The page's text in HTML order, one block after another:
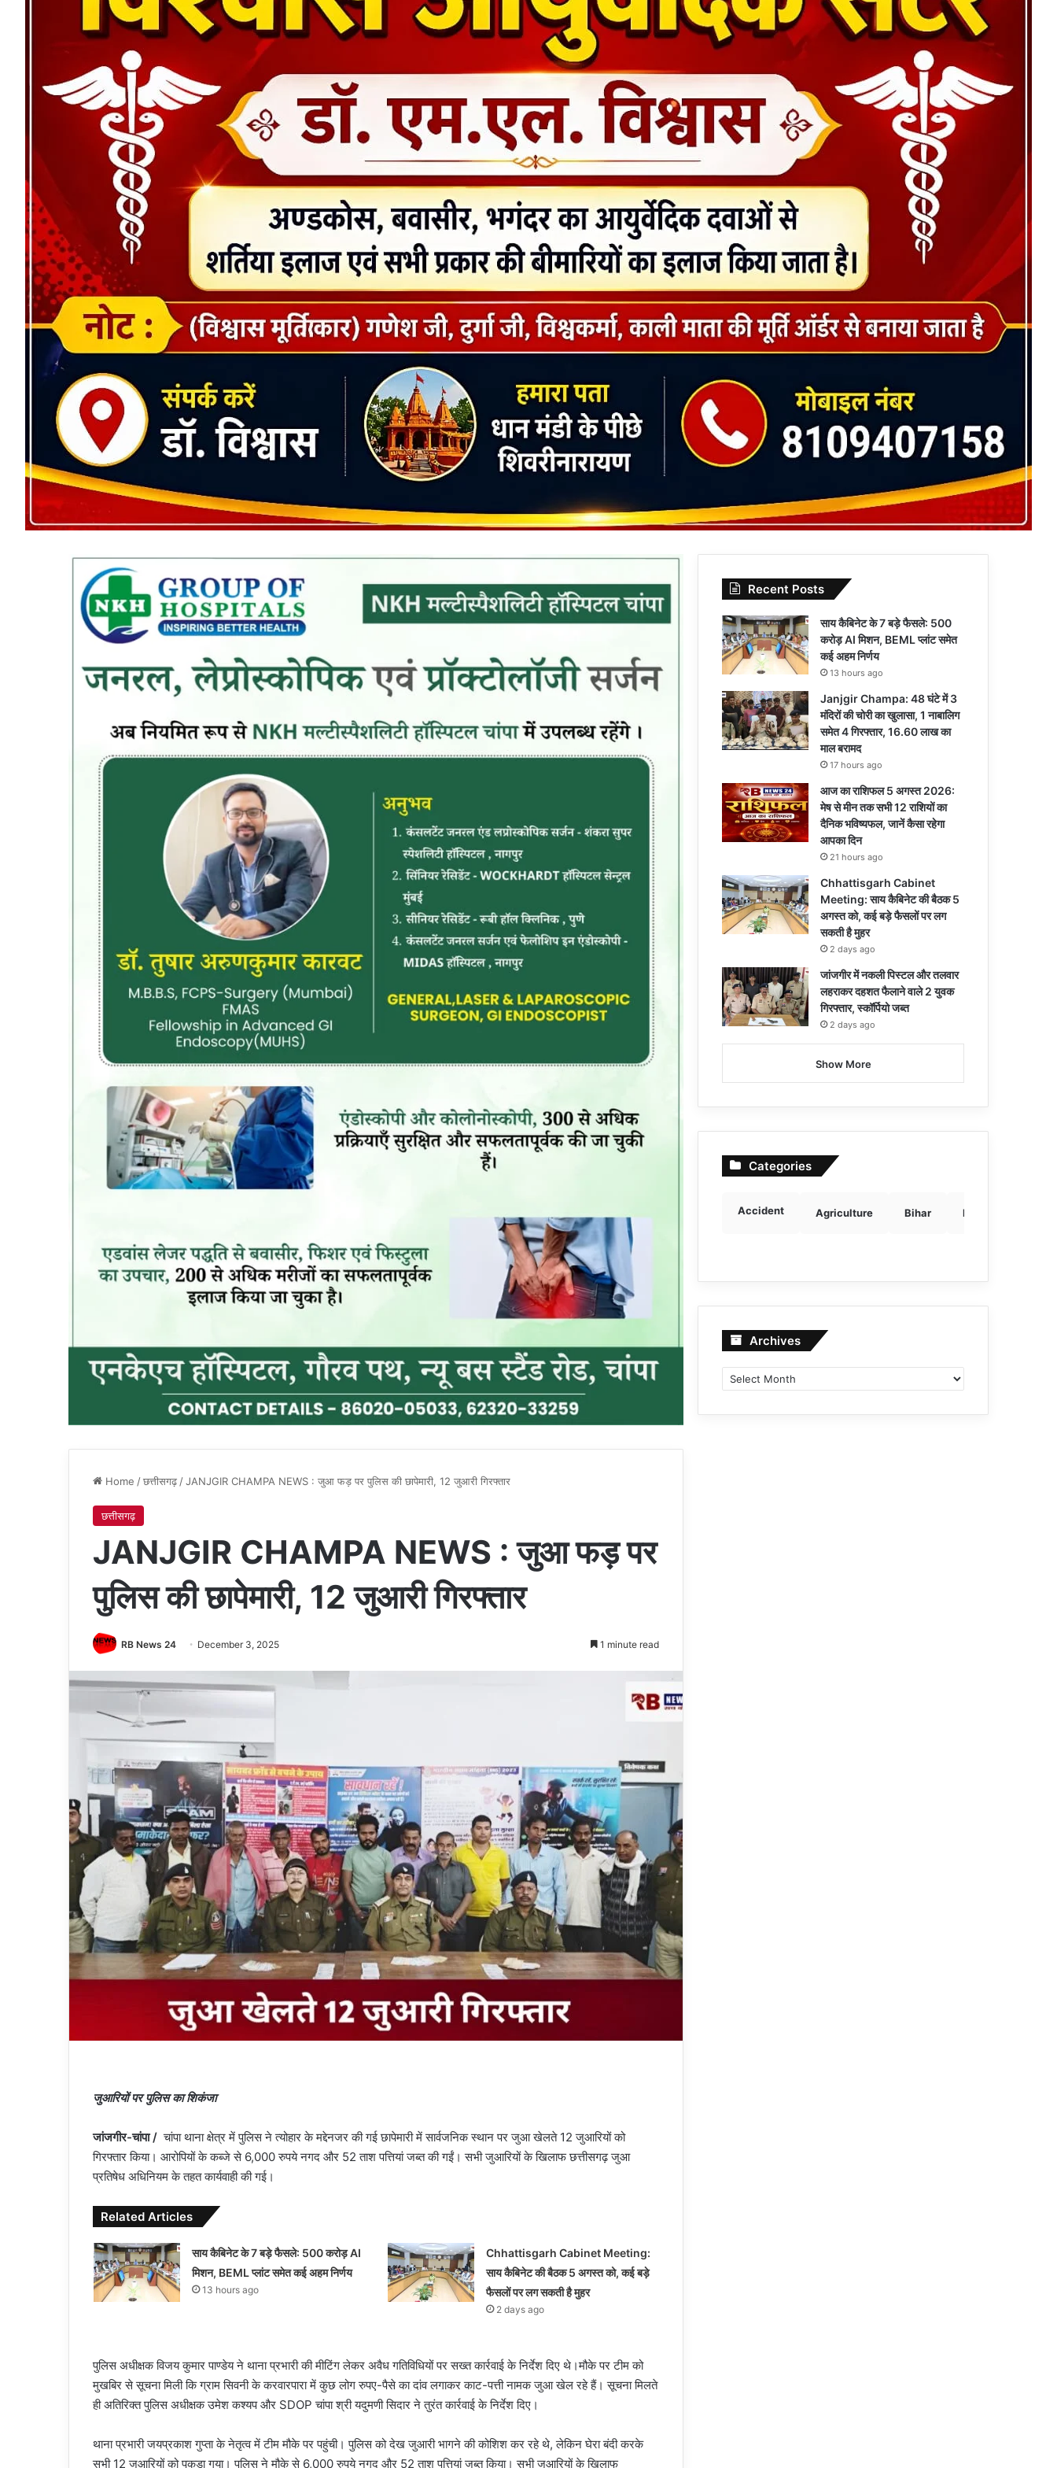
Home /छत्तीसगढ़ /JANJGIR CHAMPA NEWS : जुआ फड़ पर पुलिस की छापेमारी, 12 जुआरी गिरफ्तार
छत्तीसगढ़
JANJGIR CHAMPA NEWS : जुआ फड़ पर
पुलिस की छापेमारी, 12 जुआरी गिरफ्तार
RB News 24 December 3, 2025 1 minute read
जुआरियों पर पुलिस का शिकंजा
जांजगीर-चांपा / चांपा थाना क्षेत्र में पुलिस ने त्योहार के मद्देनजर की गई छापेमारी में सार्वजनिक स्थान पर जुआ खेलते 12 जुआरियों को
गिरफ्तार किया। आरोपियों के कब्जे से 6,000 रुपये नगद और 52 ताश पत्तियां जब्त की गईं। सभी जुआरियों के खिलाफ छत्तीसगढ़ जुआ
प्रतिषेध अधिनियम के तहत कार्यवाही की गई।
Related Articles
साय कैबिनेट के 7 बड़े फैसले: 500 करोड़ AI
मिशन, BEML प्लांट समेत कई अहम निर्णय
13 hours ago
Chhattisgarh Cabinet Meeting:
साय कैबिनेट की बैठक 5 अगस्त को, कई बड़े
फैसलों पर लग सकती है मुहर
2 days ago
पुलिस अधीक्षक विजय कुमार पाण्डेय ने थाना प्रभारी की मीटिंग लेकर अवैध गतिविधियों पर सख्त कार्रवाई के निर्देश दिए थे।मौके पर टीम को
मुखबिर से सूचना मिली कि ग्राम सिवनी के करवारपारा में कुछ लोग रुपए-पैसे का दांव लगाकर काट-पत्ती नामक जुआ खेल रहे हैं। सूचना मिलते
ही अतिरिक्त पुलिस अधीक्षक उमेश कश्यप और SDOP चांपा श्री यदुमणी सिदार ने तुरंत कार्रवाई के निर्देश दिए।
थाना प्रभारी जयप्रकाश गुप्ता के नेतृत्व में टीम मौके पर पहुंची। पुलिस को देख जुआरी भागने की कोशिश कर रहे थे, लेकिन घेरा बंदी करके
सभी 12 जुआरियों को पकड़ा गया। पुलिस ने मौके से 6,000 रुपये नगद और 52 ताश पत्तियां जब्त किया। सभी जुआरियों के खिलाफ
Recent Posts
साय कैबिनेट के 7 बड़े फैसले: 500
करोड़ AI मिशन, BEML प्लांट समेत
कई अहम निर्णय
13 hours ago
Janjgir Champa: 48 घंटे में 3
मंदिरों की चोरी का खुलासा, 1 नाबालिग
समेत 4 गिरफ्तार, 16.60 लाख का
माल बरामद
17 hours ago
आज का राशिफल 5 अगस्त 2026:
मेष से मीन तक सभी 12 राशियों का
दैनिक भविष्यफल, जानें कैसा रहेगा
आपका दिन
21 hours ago
Chhattisgarh Cabinet
Meeting: साय कैबिनेट की बैठक 5
अगस्त को, कई बड़े फैसलों पर लग
सकती है मुहर
2 days ago
जांजगीर में नकली पिस्टल और तलवार
लहराकर दहशत फैलाने वाले 2 युवक
गिरफ्तार, स्कॉर्पियो जब्त
2 days ago
Show More
Categories
Accident Agriculture Bihar Breaking news
Archives Archives